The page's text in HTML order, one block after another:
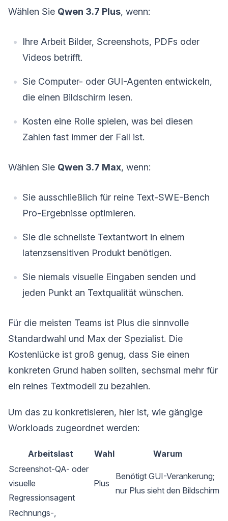
Wählen Sie Qwen 3.7 Plus, wenn:
Ihre Arbeit Bilder, Screenshots, PDFs oder
Videos betrifft.
Sie Computer- oder GUI-Agenten entwickeln,
die einen Bildschirm lesen.
Kosten eine Rolle spielen, was bei diesen
Zahlen fast immer der Fall ist.
Wählen Sie Qwen 3.7 Max, wenn:
Sie ausschließlich für reine Text-SWE-Bench
Pro-Ergebnisse optimieren.
Sie die schnellste Textantwort in einem
latenzsensitiven Produkt benötigen.
Sie niemals visuelle Eingaben senden und
jeden Punkt an Textqualität wünschen.
Für die meisten Teams ist Plus die sinnvolle
Standardwahl und Max der Spezialist. Die
Kostenlücke ist groß genug, dass Sie einen
konkreten Grund haben sollten, sechsmal mehr für
ein reines Textmodell zu bezahlen.
Um das zu konkretisieren, hier ist, wie gängige
Workloads zugeordnet werden:
Arbeitslast Wahl
Warum
Screenshot-QA- oder
visuelle
Regressionsagent
Plus
Benötigt GUI-Verankerung;
nur Plus sieht den Bildschirm
Rechnungs-,